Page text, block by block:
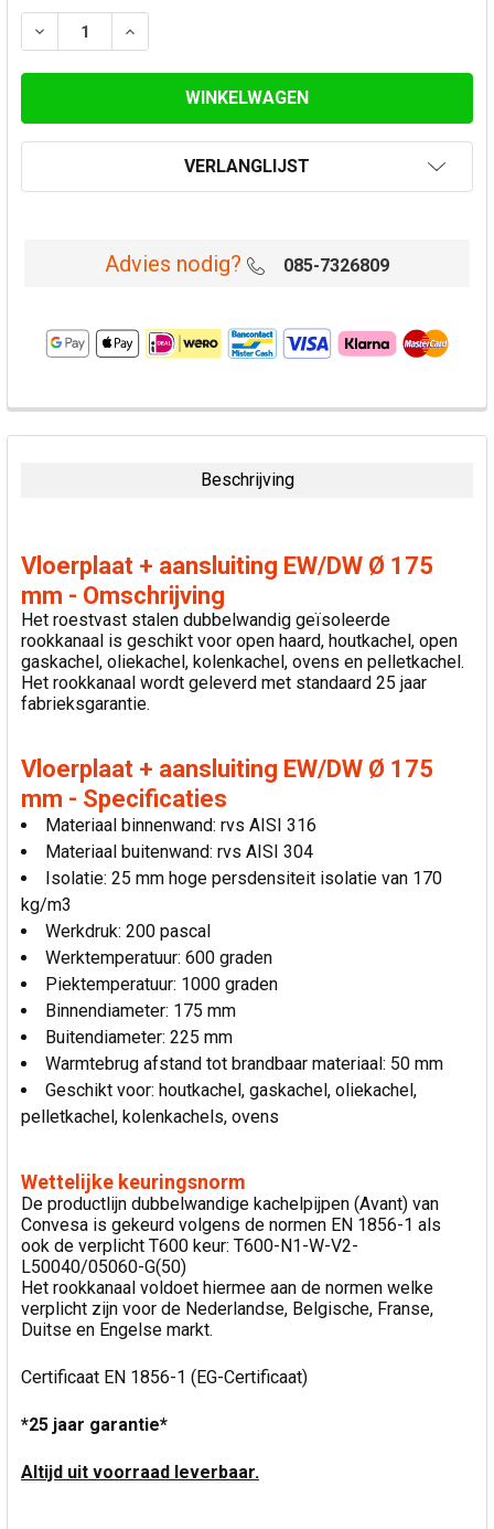
VOORRAAD:
VERLAAG AANTAL VAN VLOERPLAAT + AANSLUITING
VERHOOG AANTAL VAN VLOERPLAAT +
VERLANGLIJST
Advies nodig? 085-7326809
VAAK
SAMEN
VOEG
GESELECTEERDE
TOE AAN
WINKELWAGEN
Beschrijving
Vloerplaat + aansluiting EW/DW Ø 175
mm - Omschrijving
Het roestvast stalen dubbelwandig geïsoleerde
rookkanaal is geschikt voor open haard, houtkachel, open
gaskachel, oliekachel, kolenkachel, ovens en pelletkachel.
Het rookkanaal wordt geleverd met standaard 25 jaar
fabrieksgarantie.
Vloerplaat + aansluiting EW/DW Ø 175
mm - Specificaties
Materiaal binnenwand: rvs AISI 316
Materiaal buitenwand: rvs AISI 304
Isolatie: 25 mm hoge persdensiteit isolatie van 170
kg/m3
Werkdruk: 200 pascal
Werktemperatuur: 600 graden
Piektemperatuur: 1000 graden
Binnendiameter: 175 mm
Buitendiameter: 225 mm
Warmtebrug afstand tot brandbaar materiaal: 50 mm
Geschikt voor: houtkachel, gaskachel, oliekachel,
pelletkachel, kolenkachels, ovens
Wettelijke keuringsnorm
De productlijn dubbelwandige kachelpijpen (Avant) van
Convesa is gekeurd volgens de normen EN 1856-1 als
ook de verplicht T600 keur: T600-N1-W-V2-
L50040/05060-G(50)
Het rookkanaal voldoet hiermee aan de normen welke
verplicht zijn voor de Nederlandse, Belgische, Franse,
Duitse en Engelse markt.
Certificaat EN 1856-1 (EG-Certificaat)
*25 jaar garantie*
Altijd uit voorraad leverbaar.